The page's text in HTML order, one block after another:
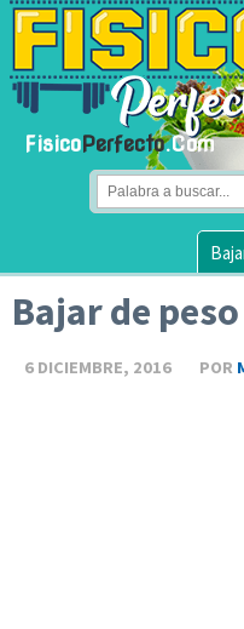
FisicoPerfecto.Com
Bajar de
6 DICIEMBRE, 2016 POR